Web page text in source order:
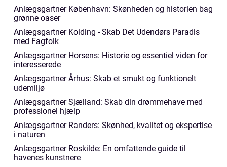
Anlægsgartner København: Skønheden og historien bag
grønne oaser
Anlægsgartner Kolding - Skab Det Udendørs Paradis
med Fagfolk
Anlægsgartner Horsens: Historie og essentiel viden for
interesserede
Anlægsgartner Århus: Skab et smukt og funktionelt
udemiljø
Anlægsgartner Sjælland: Skab din drømmehave med
professionel hjælp
Anlægsgartner Randers: Skønhed, kvalitet og ekspertise
i naturen
Anlægsgartner Roskilde: En omfattende guide til
havenes kunstnere